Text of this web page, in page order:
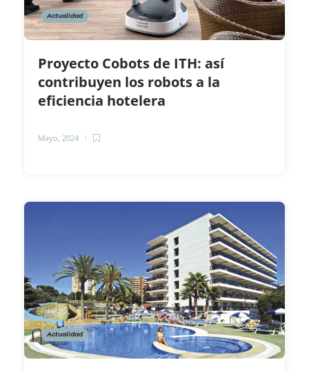
Actualidad
Proyecto Cobots de ITH: así
contribuyen los robots a la
eficiencia hotelera
Mayo, 2024
Actualidad